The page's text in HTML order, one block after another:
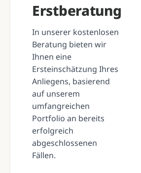
Erstberatung
In unserer kostenlosen
Beratung bieten wir
Ihnen eine
Ersteinschätzung Ihres
Anliegens, basierend
auf unserem
umfangreichen
Portfolio an bereits
erfolgreich
abgeschlossenen
Fällen.